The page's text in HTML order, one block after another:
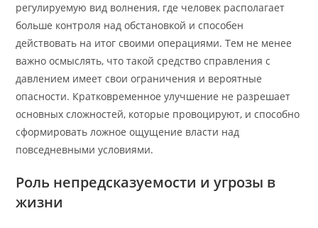
регулируемую вид волнения, где человек располагает
больше контроля над обстановкой и способен
действовать на итог своими операциями. Тем не менее
важно осмыслять, что такой средство справления с
давлением имеет свои ограничения и вероятные
опасности. Кратковременное улучшение не разрешает
основных сложностей, которые провоцируют, и способно
сформировать ложное ощущение власти над
повседневными условиями.
Роль непредсказуемости и угрозы в
жизни